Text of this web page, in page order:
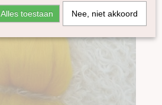
Alles toestaan Nee, niet akkoord